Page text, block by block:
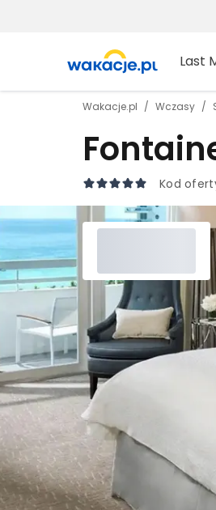
Last
Wakacje.pl Wczasy
Kod